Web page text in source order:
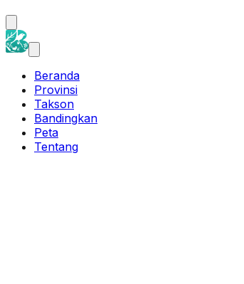
Beranda
Provinsi
Takson
Bandingkan
Peta
Tentang